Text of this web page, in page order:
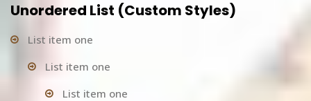
Unordered List (Custom Styles)
List item one
List item one
List item one